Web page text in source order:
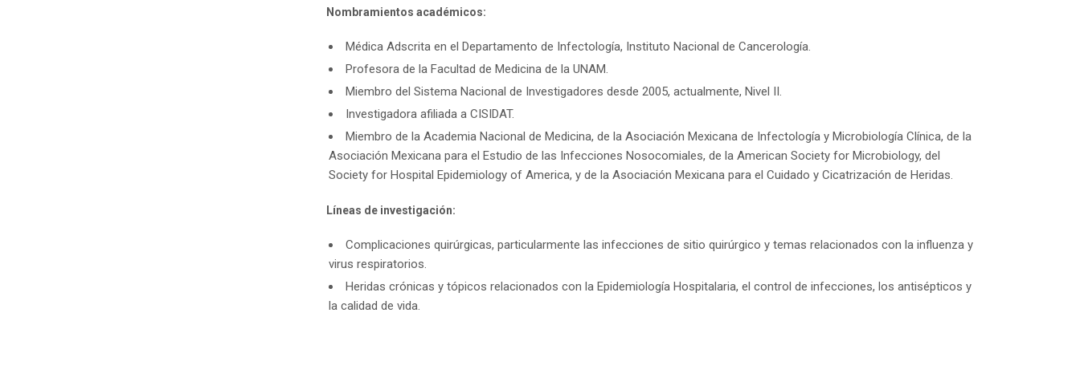
Nombramientos académicos:
Médica Adscrita en el Departamento de Infectología, Instituto Nacional de Cancerología.
Profesora de la Facultad de Medicina de la UNAM.
Miembro del Sistema Nacional de Investigadores desde 2005, actualmente, Nivel II.
Investigadora afiliada a CISIDAT.
Miembro de la Academia Nacional de Medicina, de la Asociación Mexicana de Infectología y Microbiología Clínica, de la
Asociación Mexicana para el Estudio de las Infecciones Nosocomiales, de la American Society for Microbiology, del
Society for Hospital Epidemiology of America, y de la Asociación Mexicana para el Cuidado y Cicatrización de Heridas.
Líneas de investigación:
Complicaciones quirúrgicas, particularmente las infecciones de sitio quirúrgico y temas relacionados con la influenza y
virus respiratorios.
Heridas crónicas y tópicos relacionados con la Epidemiología Hospitalaria, el control de infecciones, los antisépticos y
la calidad de vida.